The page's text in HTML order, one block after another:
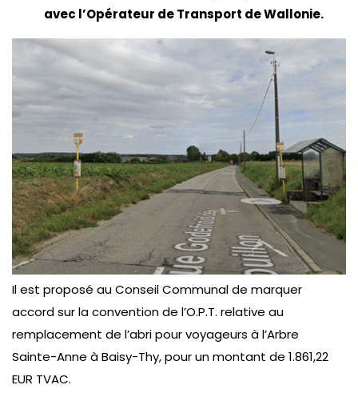
avec l’Opérateur de Transport de Wallonie.
Il est proposé au Conseil Communal de marquer
accord sur la convention de l’O.P.T. relative au
remplacement de l’abri pour voyageurs à l’Arbre
Sainte-Anne à Baisy-Thy, pour un montant de 1.861,22
EUR TVAC.